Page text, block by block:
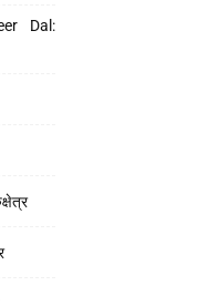
Dal: